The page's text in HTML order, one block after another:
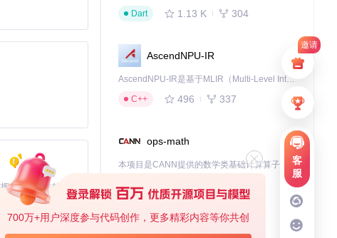
邀请
客
服
700万+用户深度参与代码创作，更多精彩内容等你共创
基于Python的Xiaozhi AI，适用于想要完整Xiaozhi体验而无需拥有专用硬件的用户。
Dart
1.13 K 304
AscendNPU-IR
AscendNPU-IR是基于MLIR（Multi-Level Intermediate Representation）构建的，面向昇腾亲和算子编译时使用的中间表示，提供昇腾完备表达能力，通过编译优化提升昇腾AI处理器计算效率，支持通过生态框架使能昇腾AI处理器与深度调优
C++
496 337
ops-math
C++
jiuwenswarm